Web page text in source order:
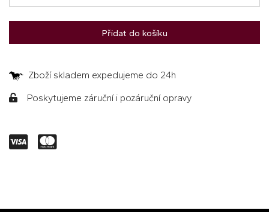
Přidat do košíku
Zboží skladem expedujeme do 24h
Poskytujeme záruční i pozáruční opravy